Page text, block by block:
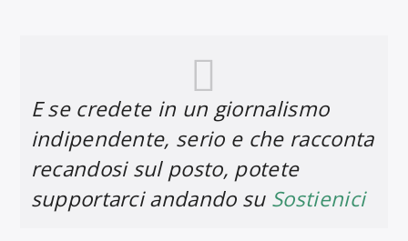
E se credete in un giornalismo
indipendente, serio e che racconta
recandosi sul posto, potete
supportarci andando su Sostienici